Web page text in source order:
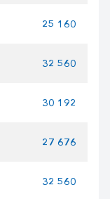
25 160
32 560
30 192
27 676
32 560